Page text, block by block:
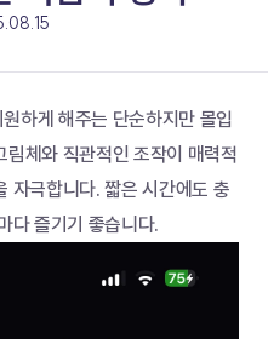
하게 해주는 단순하지만 몰입
체와 직관적인 조작이 매력적
자극합니다. 짧은 시간에도 충
다 즐기기 좋습니다.